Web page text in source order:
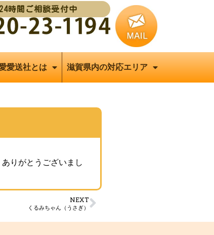
時間ご相談受付中
愛送社とは 滋賀県内の対応エリア
りがとうございまし
NEXT
くるみちゃん（うさぎ）